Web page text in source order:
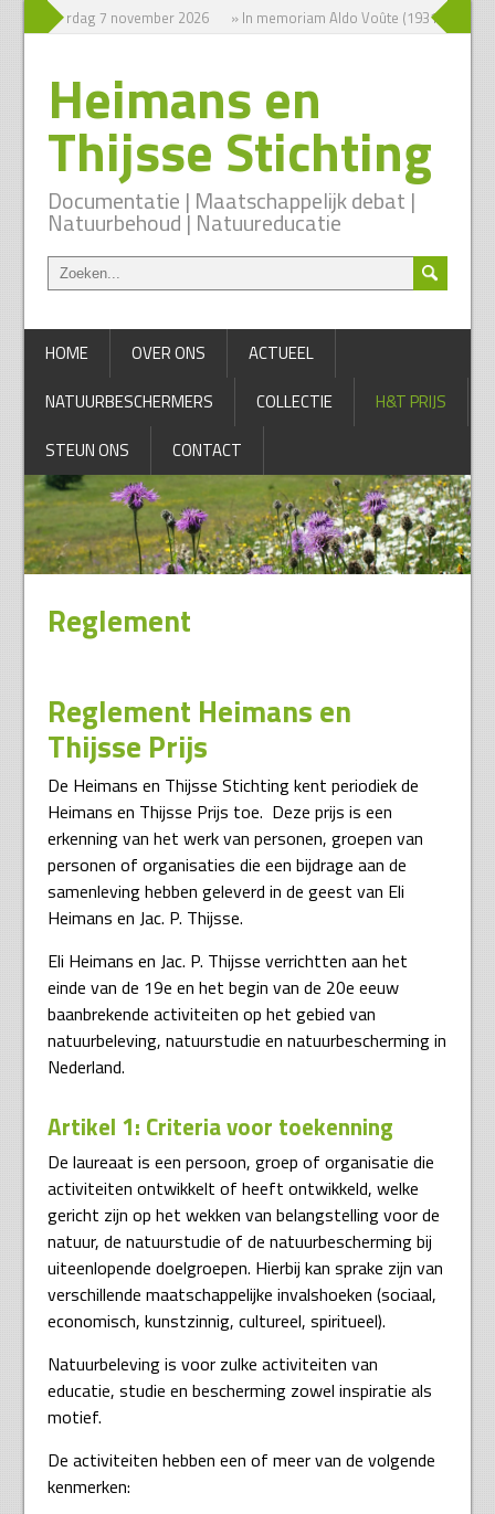
zaterdag 7 november 2026 » In memoriam Aldo Voûte (1931-2026)
Heimans en
Thijsse Stichting
Documentatie | Maatschappelijk debat |
Natuurbehoud | Natuureducatie
HOME OVER ONS
ACTUEEL
NATUURBESCHERMERS
COLLECTIE
H&T PRIJS
STEUN ONS
CONTACT
Reglement
Reglement Heimans en
Thijsse Prijs
De Heimans en Thijsse Stichting kent periodiek de
Heimans en Thijsse Prijs toe. Deze prijs is een
erkenning van het werk van personen, groepen van
personen of organisaties die een bijdrage aan de
samenleving hebben geleverd in de geest van Eli
Heimans en Jac. P. Thijsse.
Eli Heimans en Jac. P. Thijsse verrichtten aan het
einde van de 19e en het begin van de 20e eeuw
baanbrekende activiteiten op het gebied van
natuurbeleving, natuurstudie en natuurbescherming in
Nederland.
Artikel 1: Criteria voor toekenning
De laureaat is een persoon, groep of organisatie die
activiteiten ontwikkelt of heeft ontwikkeld, welke
gericht zijn op het wekken van belangstelling voor de
natuur, de natuurstudie of de natuurbescherming bij
uiteenlopende doelgroepen. Hierbij kan sprake zijn van
verschillende maatschappelijke invalshoeken (sociaal,
economisch, kunstzinnig, cultureel, spiritueel).
Natuurbeleving is voor zulke activiteiten van
educatie, studie en bescherming zowel inspiratie als
motief.
De activiteiten hebben een of meer van de volgende
kenmerken: